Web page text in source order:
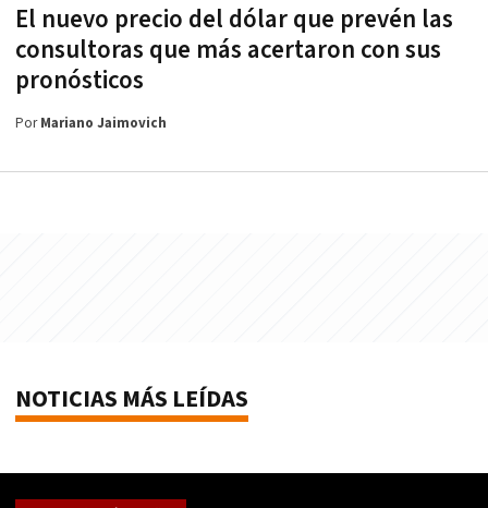
El nuevo precio del dólar que prevén las
consultoras que más acertaron con sus
pronósticos
PorMariano Jaimovich
NOTICIAS MÁS LEÍDAS